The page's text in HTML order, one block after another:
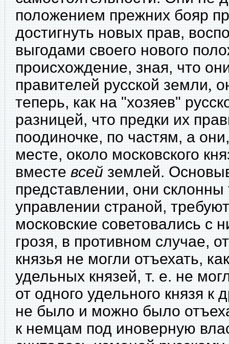
положением прежних бояр
достигнуть новых прав,
выгодами своего нового
происхождение, зная, что
правителей русской земли,
теперь, как на "хозяев"
разницей, что предки их
поодиночке, по частям, а
месте, около московского
вместевсейземлей.
представлении, они склонны
управлении страной,
московские советовались с
грозя, в противном случае,
князья не могли отъехать,
удельных князей, т. е. не
от одного удельного князя к
не было и можно было
к немцам под иноверную